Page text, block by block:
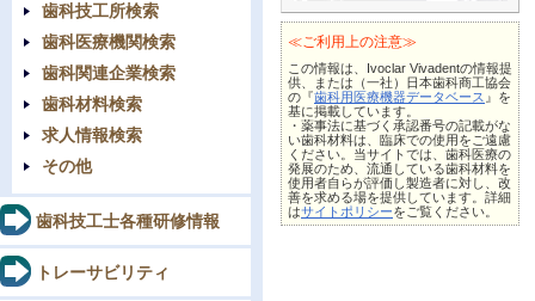
≪ご利用上の注意≫
この情報は、Ivoclar Vivadentの情報提
供、または（一社）日本歯科商工協会
の『歯科用医療機器データベース 』を
基に掲載しています。
・薬事法に基づく承認番号の記載がな
い歯科材料は、臨床での使用をご遠慮
ください。当サイトでは、歯科医療の
発展のため、流通している歯科材料を
使用者自らが評価し製造者に対し、改
善を求める場を提供しています。詳細
はサイトポリシーをご覧ください。
歯科技工所検索
歯科医療機関検索
歯科関連企業検索
歯科材料検索
求人情報検索
その他
歯科技工士各種研修情報
トレーサビリティ